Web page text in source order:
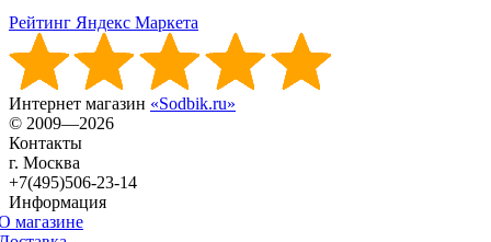
Рейтинг Яндекс Маркета
Интернет магазин «Sodbik.ru»
© 2009—2026
Контакты
г. Москва
+7(495)506-23-14
Информация
магазине